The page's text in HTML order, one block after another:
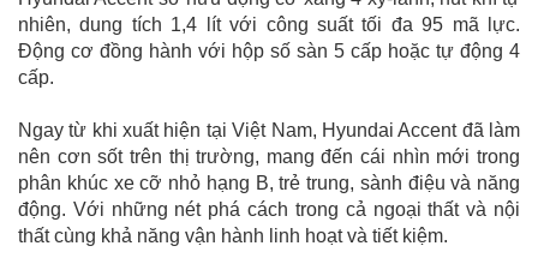
nhiên, dung tích 1,4 lít với công suất tối đa 95 mã lực.
Động cơ đồng hành với hộp số sàn 5 cấp hoặc tự động 4
cấp.
Ngay từ khi xuất hiện tại Việt Nam, Hyundai Accent đã làm
nên cơn sốt trên thị trường, mang đến cái nhìn mới trong
phân khúc xe cỡ nhỏ hạng B, trẻ trung, sành điệu và năng
động. Với những nét phá cách trong cả ngoại thất và nội
thất cùng khả năng vận hành linh hoạt và tiết kiệm.